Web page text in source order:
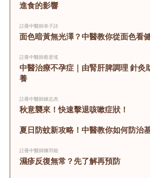
進食的影響
註冊中醫師幸子詩
面色暗黃無光澤？中醫教你從面色看
註冊中醫師蔡君瑤
中醫治療不孕症｜由腎肝脾調理 針灸
養
註冊中醫師鍾志杰
秋意襲來！快速擊退咳嗽症狀！
夏日防蚊新攻略！中醫教你如何防治
註冊中醫師陳羽能
濕疹反復無常？先了解再預防